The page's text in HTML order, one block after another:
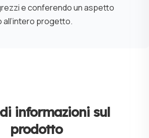
e conferendo un aspetto
progetto.
informazioni sul
prodotto